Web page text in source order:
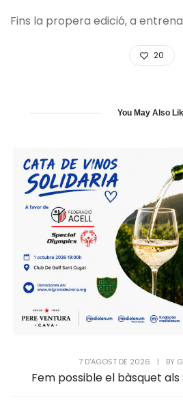
Fins la propera edició, a
20
You May Also
7 D'AGOST DE 2026 | BY
Fem possible el bàsquet